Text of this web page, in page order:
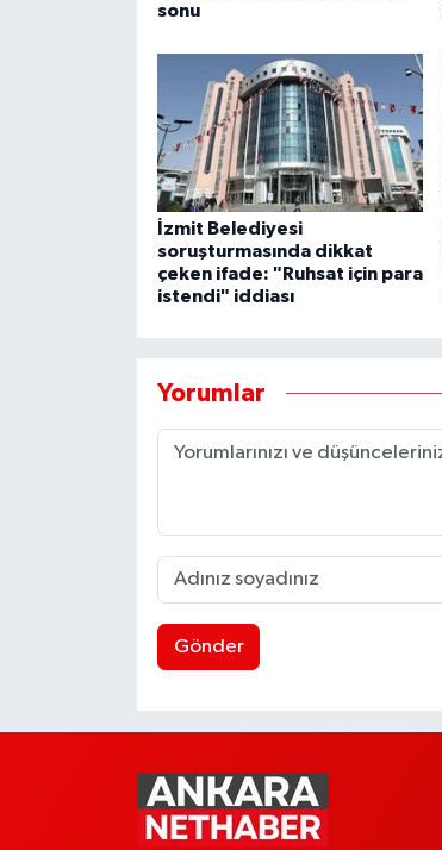
sonu
İzmit Belediyesi
soruşturmasında dikkat
çeken ifade: "Ruhsat için para
istendi" iddiası
Yorumlar
Gönder